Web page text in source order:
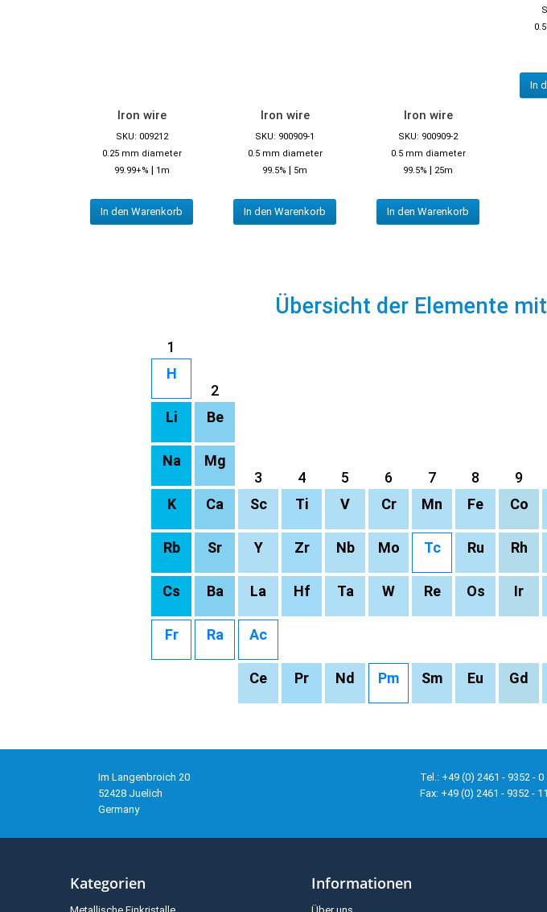
In
Iron wire
SKU: 009212
0.25 mm diameter
99.99+% | 1m
In den Warenkorb
Iron wire
SKU: 900909-1
0.5 mm diameter
99.5% | 5m
In den Warenkorb
Iron wire
SKU: 900909-2
0.5 mm diameter
99.5% | 25m
In den Warenkorb
Übersicht der Elemente
1
H
2
Li Be
Na
Mg
3
4 5 6 7 8 9
K Ca Sc Ti V Cr Mn Fe Co
Rb Sr Y Zr Nb Mo Tc Ru Rh
Cs Ba La Hf Ta W Re Os Ir
Fr Ra Ac
Ce Pr Nd Pm Sm Eu Gd
Im Langenbroich 20
52428 Juelich
Germany
Tel.: +49 (0) 2461 - 9352 - 0
Fax: +49 (0) 2461 - 9352 - 11
Kategorien Informationen